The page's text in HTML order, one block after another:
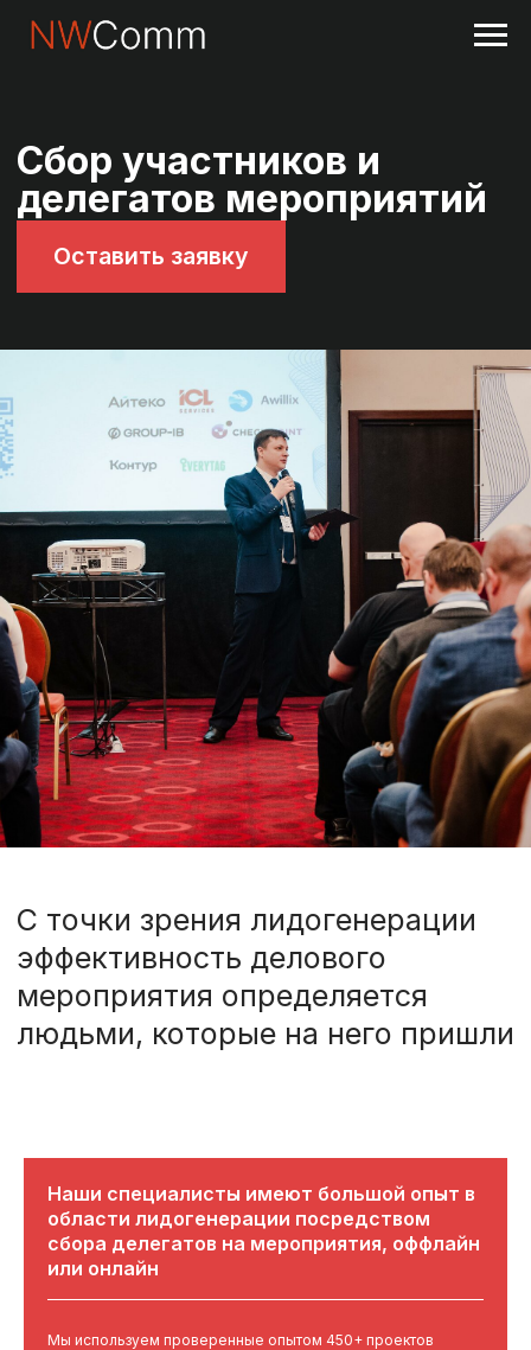
делегатов мероприятий
Оставить заявку
С точки зрения лидогенерации
эффективность делового
мероприятия определяется
людьми, которые на него пришли
Наши специалисты имеют большой опыт в
области лидогенерации посредством
сбора делегатов на мероприятия, оффлайн
или онлайн
Мы используем проверенные опытом 450+ проектов